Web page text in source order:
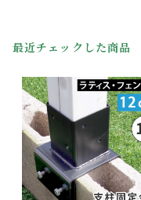
最近チェックした商品